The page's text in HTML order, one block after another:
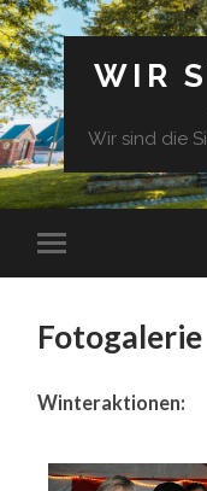
WIR
Wir sind die
Fotogalerie
Winteraktionen: